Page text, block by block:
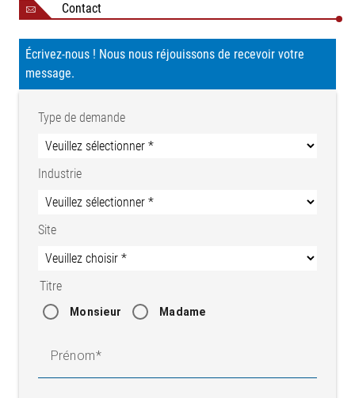
Contact
Écrivez-nous ! Nous nous réjouissons de recevoir votre
message.
Type de demande
Industrie
Site
Titre
Monsieur Madame
Prénom